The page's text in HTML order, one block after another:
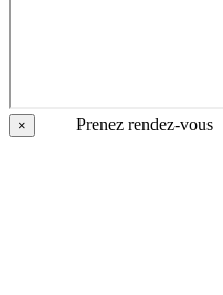
× Prenez rendez-vous